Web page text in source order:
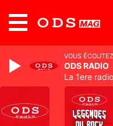
VOUS
ODS RADIO
La 1ere